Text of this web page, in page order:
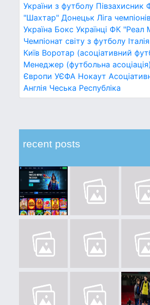
України з футболу Півзахисник
"Шахтар" Донецьк Ліга
Україна Бокс Українці ФК "Реал
Чемпіонат світу з футболу Італія
Київ Воротар (асоціативний
Менеджер (футбольна асоціація)
Європи УЄФА Нокаут
Англія Чеська Республіка
recent posts